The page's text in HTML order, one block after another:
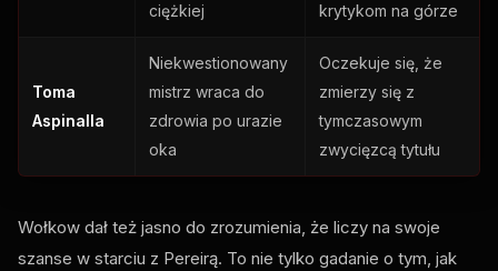
ciężkiej
krytykom na górze
Toma
Aspinalla
Niekwestionowany
mistrz wraca do
zdrowia po urazie
oka
Oczekuje się, że
zmierzy się z
tymczasowym
zwycięzcą tytułu
Wołkow dał też jasno do zrozumienia, że ​​liczy na swoje
szanse w starciu z Pereirą. To nie tylko gadanie o tym, jak